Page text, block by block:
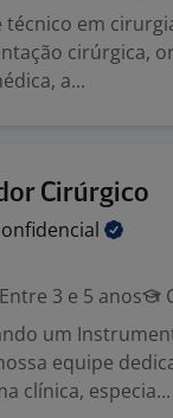
em
cirúrgica,
a...
Cirúrgico
Entre 3 e 5 anos
um
equipe
clínica, especia...